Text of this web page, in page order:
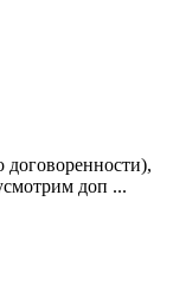
доп ...